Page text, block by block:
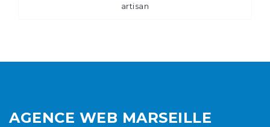
artisan
AGENCE WEB MARSEILLE